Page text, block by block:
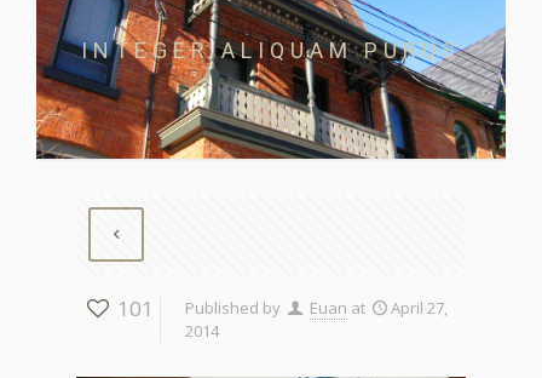
INTEGER ALIQUAM PURUS
101 Published by Euan at
April 27,
2014